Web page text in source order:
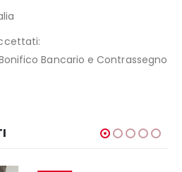
Bancario e Contrassegno